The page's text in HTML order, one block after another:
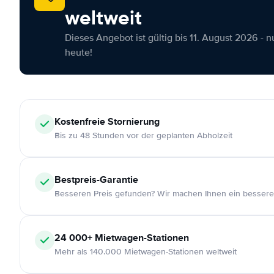
weltweit
Dieses Angebot ist gültig bis 11. August 2026 -
heute!
KostenfreieStornierung
Bis zu 48 Stunden vor der geplanten Abholzeit
Bestpreis-Garantie
Besseren Preis gefunden? Wir machen Ihnen ein
24 000+ Mietwagen-Stationen
Mehr als 140.000 Mietwagen-Stationen weltweit